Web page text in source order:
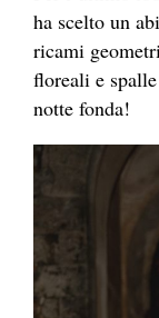
ha scelto un
ricami
floreali e
notte fonda!